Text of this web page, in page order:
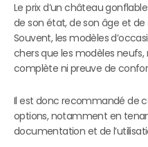
Le prix d’un château
de son état, de son âge et
Souvent, les modèles
chers que les modèles
complète ni preuve de
Il est donc recommandé de
options, notamment en
documentation et de